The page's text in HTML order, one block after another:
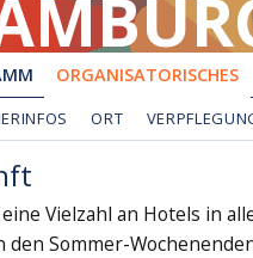
ORGANISATORISCHES
ORT
Vielzahl an Hotels in
den Sommer-